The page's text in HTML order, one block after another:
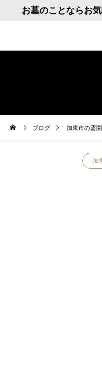
お墓のことならお
ブログ 加東市の霊園
加